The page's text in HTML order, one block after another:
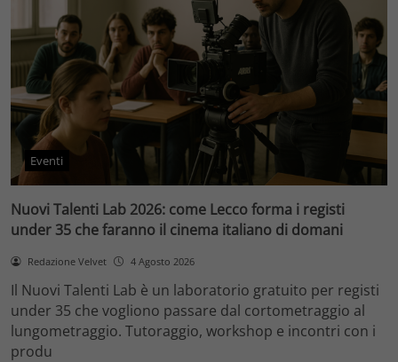
Eventi
Nuovi Talenti Lab 2026: come Lecco forma i registi
under 35 che faranno il cinema italiano di domani
Redazione Velvet 4 Agosto 2026
Il Nuovi Talenti Lab è un laboratorio gratuito per registi
under 35 che vogliono passare dal cortometraggio al
lungometraggio. Tutoraggio, workshop e incontri con i
produ